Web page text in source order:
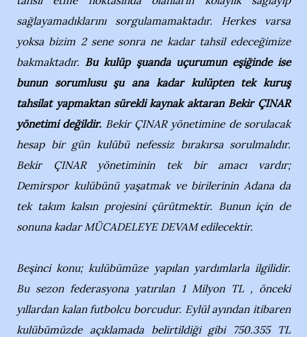
sağlayamadıklarını sorgulamamaktadır. Herkes varsa
yoksa bizim 2 sene sonra ne kadar tahsil edeceğimize
bakmaktadır.Bu kulüp şuanda uçurumun eşiğinde ise
bunun sorumlusu şu ana kadar kulüpten tek kuruş
tahsilat yapmaktan sürekli kaynak aktaran Bekir ÇINAR
yönetimi değildir. Bekir ÇINAR yönetimine de sorulacak
hesap bir gün kulübü nefessiz bırakırsa sorulmalıdır.
Bekir ÇINAR yönetiminin tek bir amacı vardır;
Demirspor kulübünü yaşatmak ve birilerinin Adana da
tek takım kalsın projesini çürütmektir. Bunun için de
sonuna kadar MÜCADELEYE DEVAM edilecektir.
Beşinci konu; kulübümüze yapılan yardımlarla ilgilidir.
Bu sezon federasyona yatırılan 1 Milyon TL , önceki
yıllardan kalan futbolcu borcudur. Eylül ayından itibaren
kulübümüzde açıklamada belirtildiği gibi 750.355 TL